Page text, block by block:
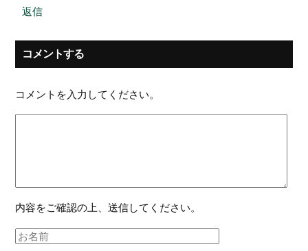
返信
コメントする
コメントを入力してください。
内容をご確認の上、送信してください。